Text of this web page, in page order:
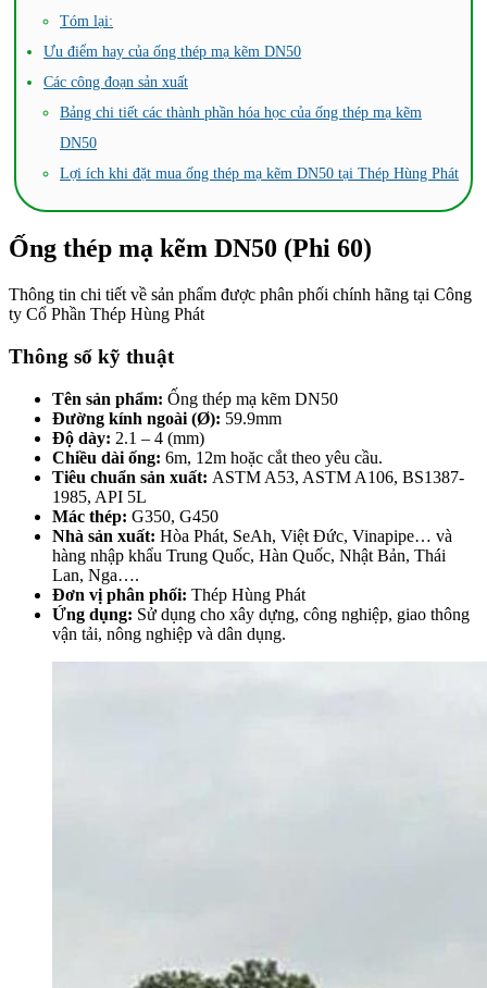
Tóm lại:
Ưu điểm hay của ống thép mạ kẽm DN50
Các công đoạn sản xuất
Bảng chi tiết các thành phần hóa học của ống thép mạ kẽm
DN50
Lợi ích khi đặt mua ống thép mạ kẽm DN50 tại Thép Hùng Phát
Ống thép mạ kẽm DN50 (Phi 60)
Thông tin chi tiết về sản phẩm được phân phối chính hãng tại Công
ty Cổ Phần Thép Hùng Phát
Thông số kỹ thuật
Tên sản phẩm: Ống thép mạ kẽm DN50
Đường kính ngoài (Ø): 59.9mm
Độ dày: 2.1 – 4 (mm)
Chiều dài ống: 6m, 12m hoặc cắt theo yêu cầu.
Tiêu chuẩn sản xuất: ASTM A53, ASTM A106, BS1387-
1985, API 5L
Mác thép: G350, G450
Nhà sản xuất: Hòa Phát, SeAh, Việt Đức, Vinapipe… và
hàng nhập khẩu Trung Quốc, Hàn Quốc, Nhật Bản, Thái
Lan, Nga….
Đơn vị phân phối: Thép Hùng Phát
Ứng dụng: Sử dụng cho xây dựng, công nghiệp, giao thông
vận tải, nông nghiệp và dân dụng.